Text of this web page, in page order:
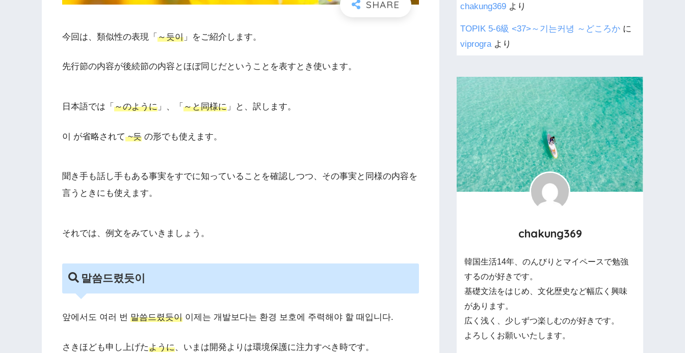
今回は、類似性の表現「 ～듯이 」をご紹介します。
先行節の内容が後続節の内容とほぼ同じだということを表すとき使います。
日本語では「 ～のように 」、「 ～と同様に 」と、訳します。
이 が省略されて~듯 の形でも使えます。
聞き手も話し手もある事実をすでに知っていることを確認しつつ、その事実と同様の内容を
言うときにも使えます。
それでは、例文をみていきましょう。
말씀드렸듯이
앞에서도 여러 번 말씀드렸듯이 이제는 개발보다는 환경 보호에 주력해야 할 때입니다.
さきほども申し上げたように、いまは開発よりは環境保護に注力すべき時です。
chakung369 より
TOPIK 5-6級 <37>～기는커녕 ～どころか に
viprograより
chakung369
韓国生活14年、のんびりとマイペースで勉強
するのが好きです。
基礎文法をはじめ、文化歴史など幅広く興味
があります。
広く浅く、少しずつ楽しむのが好きです。
よろしくお願いいたします。